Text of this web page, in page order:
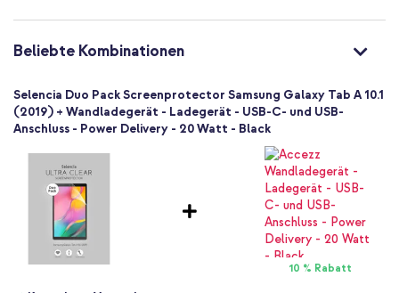
2 Pc
Nein
Nein
Beliebte Kombinationen
Selencia Duo Pack Screenprotector Samsung Galaxy Tab A 10.1
(2019) + Wandladegerät - Ladegerät - USB-C- und USB-
Anschluss - Power Delivery - 20 Watt - Black
10 % Rabatt